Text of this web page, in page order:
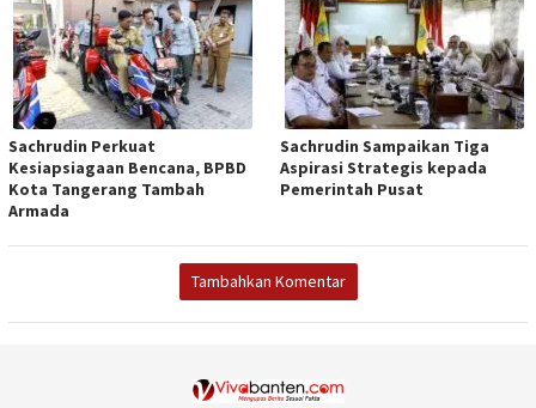
Sachrudin Perkuat
Kesiapsiagaan Bencana, BPBD
Kota Tangerang Tambah
Armada
Sachrudin Sampaikan Tiga
Aspirasi Strategis kepada
Pemerintah Pusat
Tambahkan Komentar